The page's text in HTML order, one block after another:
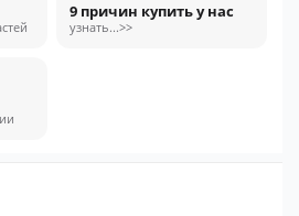
9 причин купить у нас
узнать...>>